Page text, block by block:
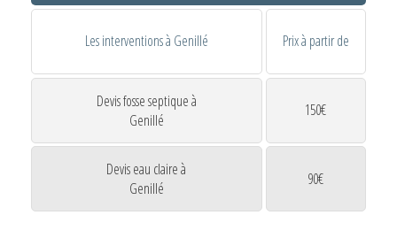
Les interventions à Genillé Prix à partir de
Devis fosse septique à
Genillé
150€
Devis eau claire à
Genillé
90€